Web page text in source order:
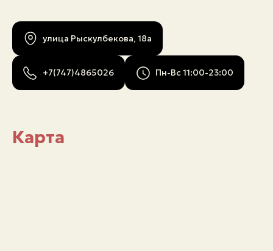
улица Рыскулбекова, 18a
+7(747)4865026 Пн-Вс 11:00-23:00
Карта